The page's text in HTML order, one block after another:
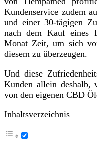
Kundenservice zudem
und einer 30-tägigen
nach dem Kauf eines
Monat Zeit, um sich
diesem zu überzeugen.
Und diese
Kunden allein deshalb,
von den eigenen CBD
Inhaltsverzeichnis